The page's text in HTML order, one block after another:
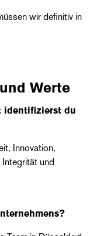
wir definitiv in
Werte
identifizierst du
Innovation,
Integrität und